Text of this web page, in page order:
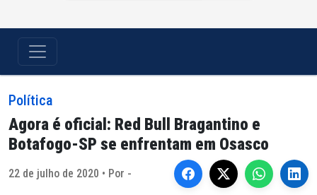
Política
Agora é oficial: Red Bull Bragantino e
Botafogo-SP se enfrentam em Osasco
22 de julho de 2020 • Por -